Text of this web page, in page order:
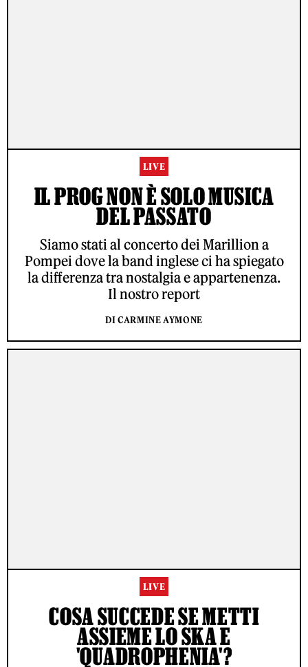
LIVE
IL PROG NON È SOLO MUSICA
DEL PASSATO
Siamo stati al concerto dei Marillion a
Pompei dove la band inglese ci ha spiegato
la differenza tra nostalgia e appartenenza.
Il nostro report
DI CARMINE AYMONE
LIVE
COSA SUCCEDE SE METTI
ASSIEME LO SKA E
'QUADROPHENIA'?